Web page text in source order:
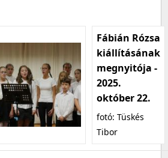
Fábián Rózsa
kiállításának
megnyitója -
2025.
október 22.
fotó: Tüskés
Tibor